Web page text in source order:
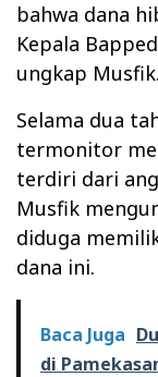
bahwa dana
Kepala
ungkap Musfik.
Selama dua
termonitor
terdiri dari
Musfik
diduga
dana ini.
Baca Juga
di